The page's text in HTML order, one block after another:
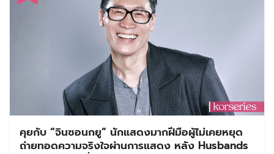
คุยกับ “จินซอนกยู” นักแสดงมากฝีมือผู้ไม่เคยหยุด
ถ่ายทอดความจริงใจผ่านการแสดง หลัง Husbands